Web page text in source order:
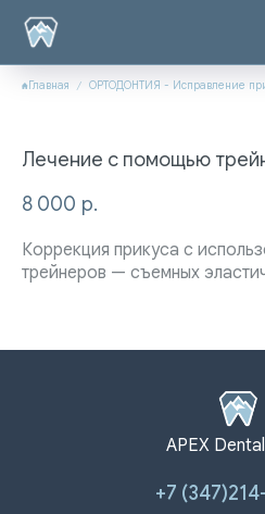
Главная ОРТОДОНТИЯ - Исправление
Лечение с помощью
8 000 р.
Коррекция прикуса с
трейнеров — съемных
APEX
+7